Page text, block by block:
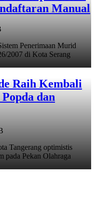
Manual
Penerimaan Murid
2007 di Kota Serang
Raih Kembali
dan
Tangerang optimistis
pada Pekan Olahraga